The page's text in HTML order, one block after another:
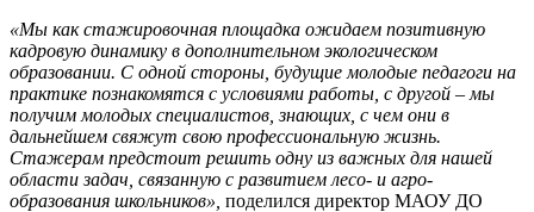
«Мы как стажировочная площадка ожидаем позитивную
кадровую динамику в дополнительном экологическом
образовании. С одной стороны, будущие молодые педагоги на
практике познакомятся с условиями работы, с другой – мы
получим молодых специалистов, знающих, с чем они в
дальнейшем свяжут свою профессиональную жизнь.
Стажерам предстоит решить одну из важных для нашей
области задач, связанную с развитием лесо- и агро-
образования школьников», поделился директор МАОУ ДО